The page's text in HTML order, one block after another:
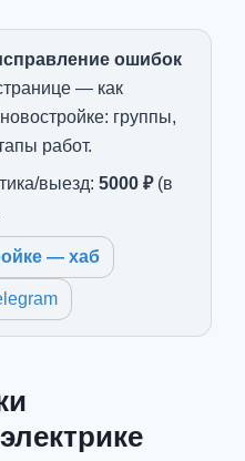
ошибок
— как
группы,
работ.
выезд: 5000 ₽(в
— хаб